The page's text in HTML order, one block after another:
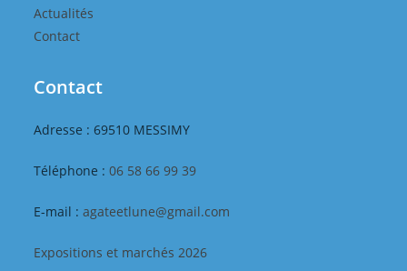
Actualités
Contact
Contact
Adresse : 69510 MESSIMY
Téléphone :06 58 66 99 39
E-mail :agateetlune@gmail.com
Expositions et marchés 2026